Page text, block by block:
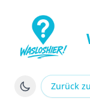
WasLosHier -
Zurück